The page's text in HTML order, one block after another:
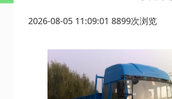
2026-08-05 11:09:01 8899次浏览